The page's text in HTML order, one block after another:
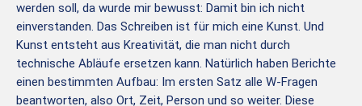
werden soll, da wurde mir bewusst: Damit bin ich nicht
einverstanden. Das Schreiben ist für mich eine Kunst. Und
Kunst entsteht aus Kreativität, die man nicht durch
technische Abläufe ersetzen kann. Natürlich haben Berichte
einen bestimmten Aufbau: Im ersten Satz alle W-Fragen
beantworten, also Ort, Zeit, Person und so weiter. Diese